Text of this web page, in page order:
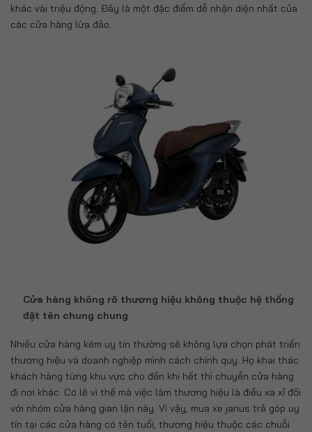
khác vài triệu động. Đây là một đặc điểm dễ nhận diện nhất của
các cửa hàng lừa đảo.
Cửa hàng không rõ thương hiệu không thuộc hệ thống
đặt tên chung chung
Nhiều cửa hàng kém uy tín thường sẽ không lựa chọn phát triển
thương hiệu và doanh nghiệp mình cách chính quy. Họ khai thác
khách hàng từng khu vực cho đến khi hết thì chuyển cửa hàng
đi nơi khác. Có lẽ vì thế mà việc làm thương hiệu là điều xa xỉ đối
với nhóm cửa hàng gian lận này. Vì vậy, mua xe janus trả góp uy
tín tại các cửa hàng có tên tuổi, thương hiệu thuộc các chuỗi